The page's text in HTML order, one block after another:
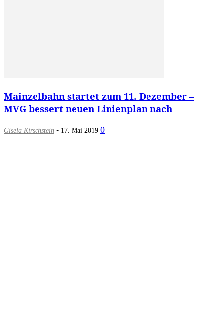
Mainzelbahn startet zum 11. Dezember –
MVG bessert neuen Linienplan nach
Gisela Kirschstein - 17. Mai 2019 0